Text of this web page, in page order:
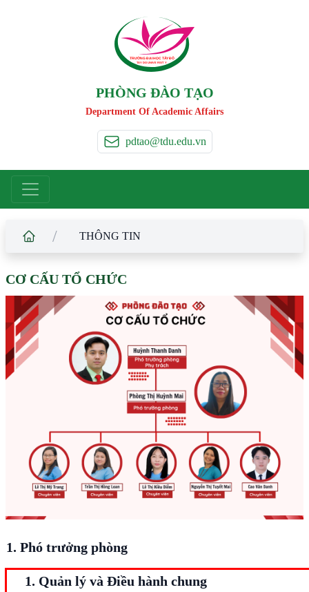
TRƯỜNG ĐẠI HỌC TÂY ĐÔ
TAY DO UNIVERSIT Y
PHÒNG ĐÀO TẠO
Department Of Academic Affairs
pdtao@tdu.edu.vn
/ THÔNG TIN
CƠ CẤU TỔ CHỨC
1. Phó trưởng phòng
1. Quản lý và Điều hành chung